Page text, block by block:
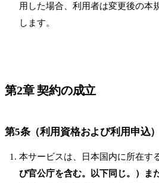
用した場合、利用者は変更後の本
します。
第2章 契約の成立
第5条（利用資格および利用申込）
本サービスは、日本国内に所在す
び官公庁を含む。以下同じ。）ま